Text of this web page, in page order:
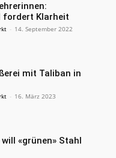
fordert Klarheit
- 14. September 2022
mit Taliban in
- 16. März 2023
«grünen» Stahl